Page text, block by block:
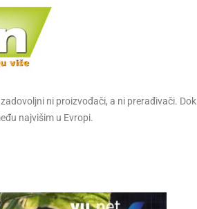
ni proizvođači, a ni prerađivači. Dok
najvišim u Evropi.